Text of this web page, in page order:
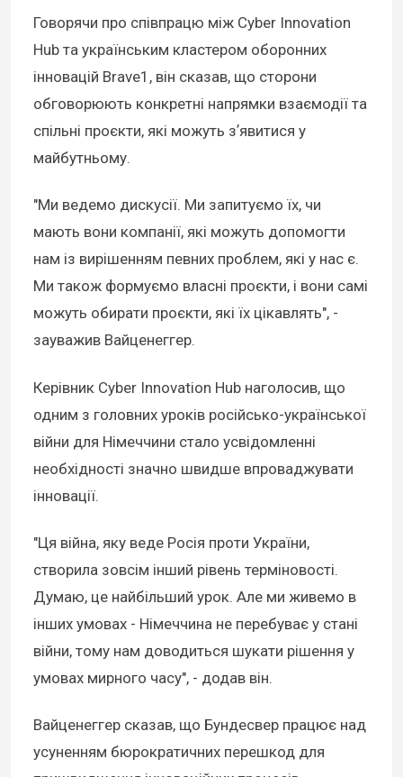
Говорячи про співпрацю між Cyber Innovation
Hub та українським кластером оборонних
інновацій Brave1, він сказав, що сторони
обговорюють конкретні напрямки взаємодії та
спільні проєкти, які можуть зʼявитися у
майбутньому.
"Ми ведемо дискусії. Ми запитуємо їх, чи
мають вони компанії, які можуть допомогти
нам із вирішенням певних проблем, які у нас є.
Ми також формуємо власні проєкти, і вони самі
можуть обирати проєкти, які їх цікавлять", -
зауважив Вайценеггер.
Керівник Cyber Innovation Hub наголосив, що
одним з головних уроків російсько-української
війни для Німеччини стало усвідомленні
необхідності значно швидше впроваджувати
інновації.
"Ця війна, яку веде Росія проти України,
створила зовсім інший рівень терміновості.
Думаю, це найбільший урок. Але ми живемо в
інших умовах - Німеччина не перебуває у стані
війни, тому нам доводиться шукати рішення у
умовах мирного часу", - додав він.
Вайценеггер сказав, що Бундесвер працює над
усуненням бюрократичних перешкод для